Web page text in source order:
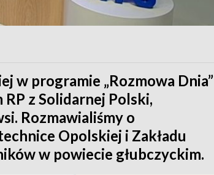
w programie „Rozmowa Dnia”
RP z Solidarnej Polski,
Rozmawialiśmy o
Opolskiej i Zakładu
w powiecie głubczyckim.